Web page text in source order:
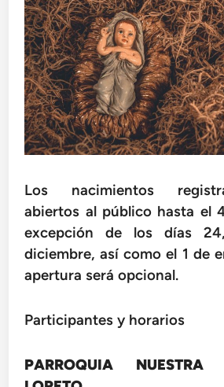
Los nacimientos
abiertos al público hasta el
excepción de los días
diciembre, así como el 1 de
apertura será opcional.
Participantes y horarios
PARROQUIA